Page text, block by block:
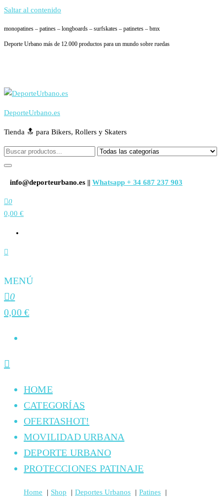
Saltar al contenido
monopatines – patines – longboards – surfskates – patinetes – bmx
Deporte Urbano más de 12.000 productos para un mundo sobre ruedas
DeporteUrbano.es
Tienda 🔝 para Bikers, Rollers y Skaters
info@deporteurbano.es || Whatsapp + 34 687 237 903
0
0,00 €
MENÚ
0
0,00 €
HOME
CATEGORÍAS
OFERTASHOT!
MOVILIDAD URBANA
DEPORTE URBANO
PROTECCIONES PATINAJE
Home Shop Deportes Urbanos
Patines